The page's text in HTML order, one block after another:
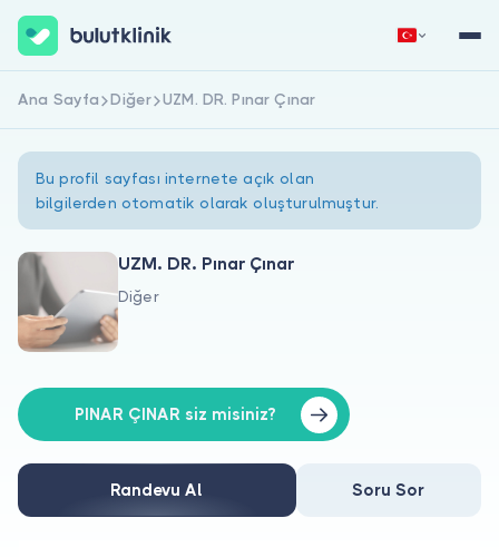
Hakkımızda
Doktorlar için
Doktor musunuz?
Hemen Kaydol
Ana Sayfa Diğer UZM. DR. Pınar Çınar
Bu profil sayfası internete açık olan
bilgilerden otomatik olarak oluşturulmuştur.
UZM. DR. Pınar Çınar
Diğer
PINAR ÇINAR siz misiniz?
Randevu Al Soru Sor